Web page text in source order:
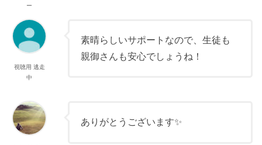
ー
視聴用 逃走
中
素晴らしいサポートなので、生徒も
親御さんも安心でしょうね！
ありがとうございます✨